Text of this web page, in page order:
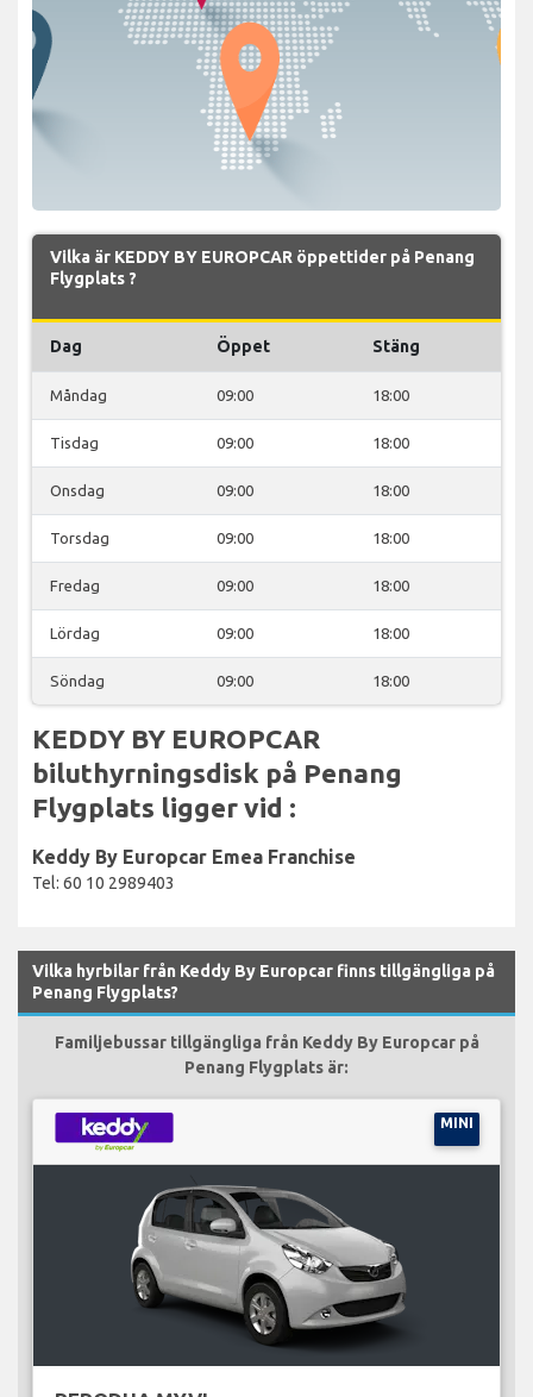
Vilka är KEDDY BY EUROPCAR öppettider på Penang
Flygplats ?
Dag Öppet Stäng
Måndag 09:00 18:00
Tisdag 09:00 18:00
Onsdag 09:00 18:00
Torsdag 09:00 18:00
Fredag 09:00 18:00
Lördag 09:00 18:00
Söndag 09:00 18:00
KEDDY BY EUROPCAR
biluthyrningsdisk på Penang
Flygplats ligger vid :
Keddy By Europcar Emea Franchise
Tel: 60 10 2989403
Vilka hyrbilar från Keddy By Europcar finns tillgängliga på
Penang Flygplats?
Familjebussar tillgängliga från Keddy By Europcar på
Penang Flygplats är:
MINI